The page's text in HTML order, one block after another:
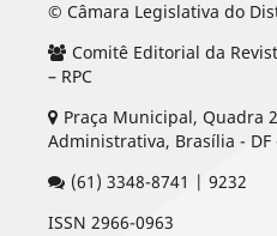
© Câmara Legislativa do
Comitê Editorial da
– RPC
Praça Municipal, Quadra
Administrativa, Brasília - DF
(61) 3348-8741 | 9232
ISSN 2966-0963